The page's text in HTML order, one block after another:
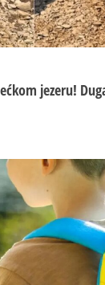
jezeru!